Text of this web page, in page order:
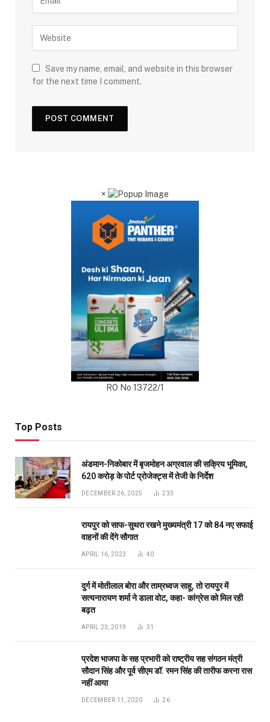
Save my name, email, and website in this browser
for the next time I comment.
×
RO No 13722/1
Top Posts
अंडमान-निकोबार में बृजमोहन अग्रवाल की सक्रिय भूमिका,
620 करोड़ के पोर्ट प्रोजेक्ट्स में तेजी के निर्देश
DECEMBER 26, 2025 233
रायपुर को साफ-सुथरा रखने मुख्यमंत्री 17 को 84 नए सफाई
वाहनों की देंगे सौगात
APRIL 16, 2023 40
दुर्ग में मोतीलाल बोरा और ताम्रध्वज साहू, तो रायपुर में
सत्यनारायण शर्मा ने डाला वोट, कहा- कांग्रेस को मिल रही
बढ़त
APRIL 23, 2019 31
प्रदेश भाजपा के सह प्रभारी को राष्ट्रीय सह संगठन मंत्री
सौदान सिंह और पूर्व सीएम डॉ. रमन सिंह की तारीफ करना रास
नहीं आया
DECEMBER 11, 2020 26